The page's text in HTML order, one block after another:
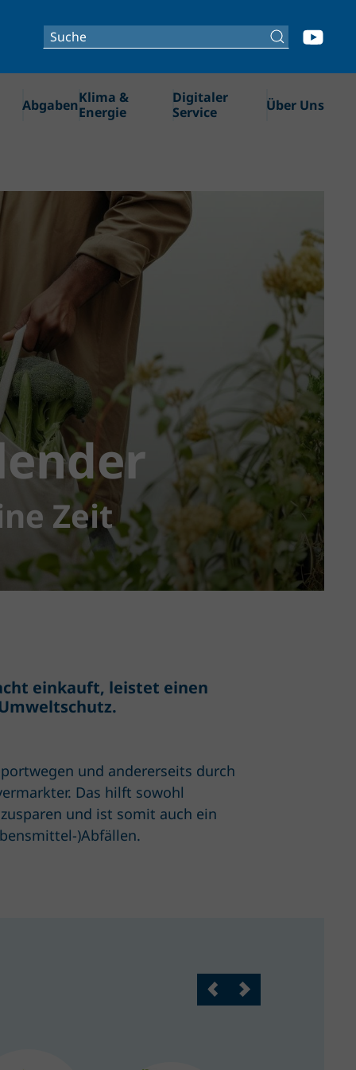
AbgabenKlima &
Energie
Digitaler
Service
Über Uns
Zeit
einkauft, leistet einen
und andererseits durch
Das hilft sowohl
und ist somit auch ein
)Abfällen.